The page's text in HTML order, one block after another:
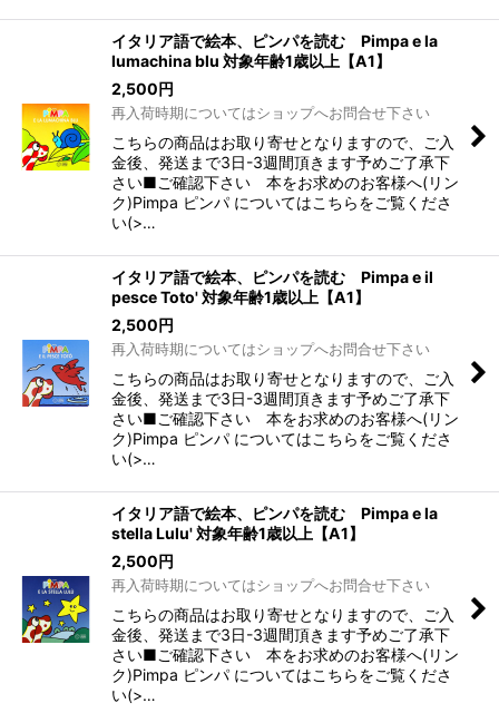
イタリア語で絵本、ピンパを読む Pimpa e la
lumachina blu 対象年齢1歳以上【A1】
2,500円
再入荷時期についてはショップへお問合せ下さい
こちらの商品はお取り寄せとなりますので、ご入
金後、発送まで3日-3週間頂きます予めご了承下
さい■ご確認下さい 本をお求めのお客様へ(リン
ク)Pimpa ピンパ についてはこちらをご覧くださ
い(>…
イタリア語で絵本、ピンパを読む Pimpa e il
pesce Toto' 対象年齢1歳以上【A1】
2,500円
再入荷時期についてはショップへお問合せ下さい
こちらの商品はお取り寄せとなりますので、ご入
金後、発送まで3日-3週間頂きます予めご了承下
さい■ご確認下さい 本をお求めのお客様へ(リン
ク)Pimpa ピンパ についてはこちらをご覧くださ
い(>…
イタリア語で絵本、ピンパを読む Pimpa e la
stella Lulu' 対象年齢1歳以上【A1】
2,500円
再入荷時期についてはショップへお問合せ下さい
こちらの商品はお取り寄せとなりますので、ご入
金後、発送まで3日-3週間頂きます予めご了承下
さい■ご確認下さい 本をお求めのお客様へ(リン
ク)Pimpa ピンパ についてはこちらをご覧くださ
い(>…